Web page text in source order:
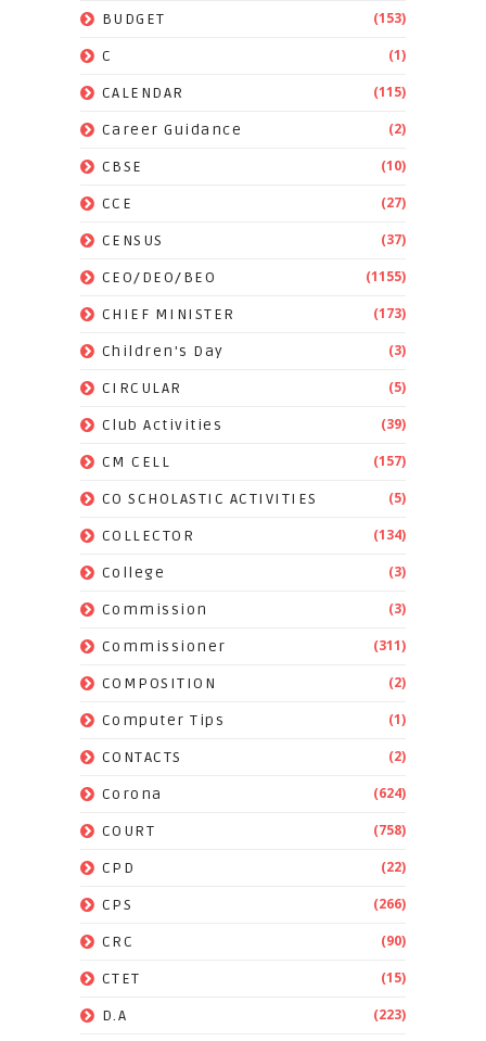
BUDGET (153)
C (1)
CALENDAR (115)
Career Guidance (2)
CBSE (10)
CCE (27)
CENSUS (37)
CEO/DEO/BEO (1155)
CHIEF MINISTER (173)
Children's Day (3)
CIRCULAR (5)
Club Activities (39)
CM CELL (157)
CO SCHOLASTIC ACTIVITIES (5)
COLLECTOR (134)
College (3)
Commission (3)
Commissioner (311)
COMPOSITION (2)
Computer Tips (1)
CONTACTS (2)
Corona (624)
COURT (758)
CPD (22)
CPS (266)
CRC (90)
CTET (15)
D.A (223)